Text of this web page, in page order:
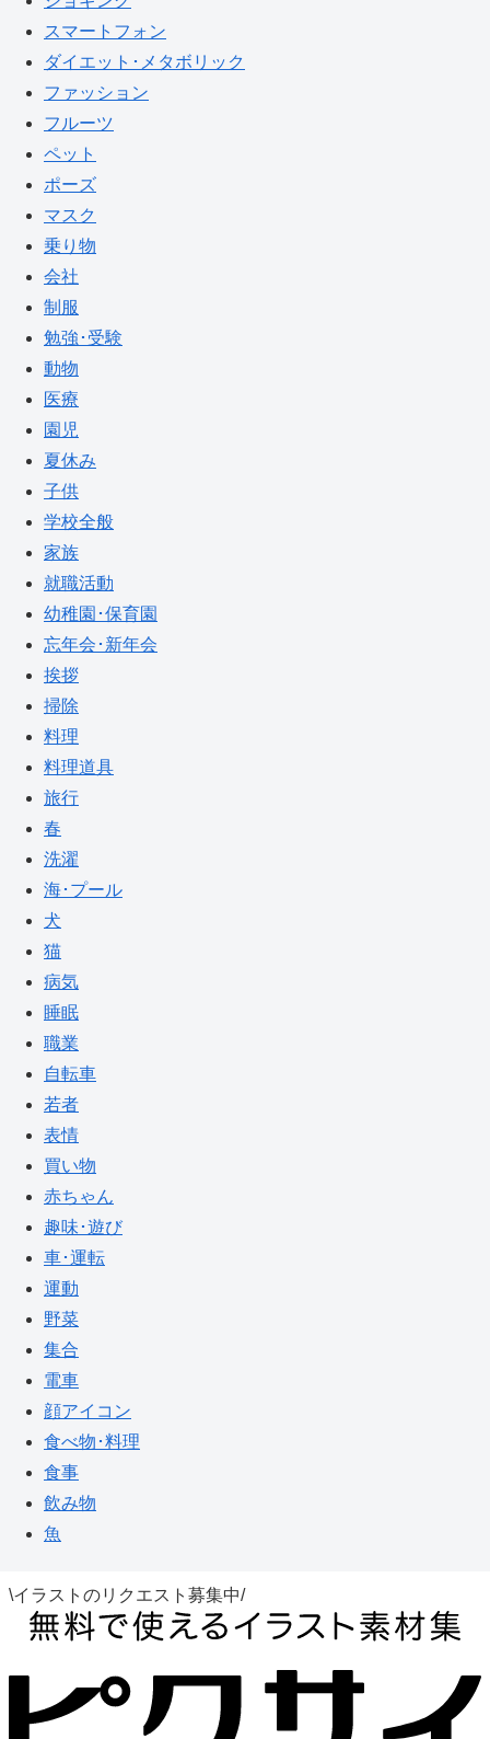
スマートフォン
ダイエット･メタボリック
ファッション
フルーツ
ペット
ポーズ
マスク
乗り物
会社
制服
勉強･受験
動物
医療
園児
夏休み
子供
学校全般
家族
就職活動
幼稚園･保育園
忘年会･新年会
挨拶
掃除
料理
料理道具
旅行
春
洗濯
海･プール
犬
猫
病気
睡眠
職業
自転車
若者
表情
買い物
赤ちゃん
趣味･遊び
車･運転
運動
野菜
集合
電車
顔アイコン
食べ物･料理
食事
飲み物
魚
\イラストのリクエスト募集中/